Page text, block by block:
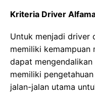
Kriteria Driver
Untuk menjadi driver
memiliki kemampuan
dapat
memiliki
jalan-jalan utama